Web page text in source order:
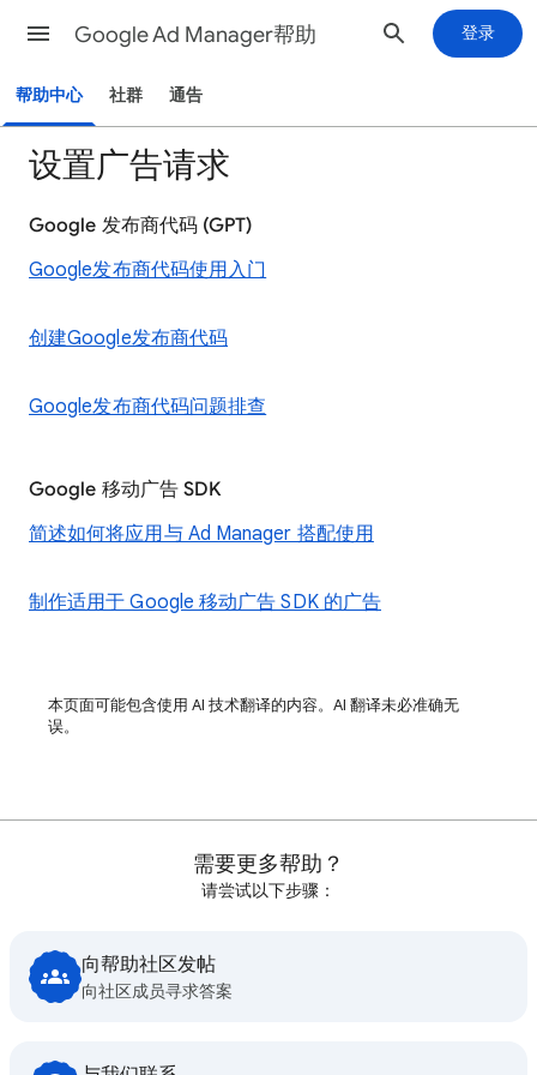
Google Ad Manager帮助 登录
帮助中心 社群 通告
设置广告请求
Google 发布商代码 (GPT)
Google发布商代码使用入门
创建Google发布商代码
Google发布商代码问题排查
Google 移动广告 SDK
简述如何将应用与 Ad Manager 搭配使用
制作适用于 Google 移动广告 SDK 的广告
本页面可能包含使用 AI 技术翻译的内容。AI 翻译未必准确无
误。
需要更多帮助？
请尝试以下步骤：
向帮助社区发帖
向社区成员寻求答案